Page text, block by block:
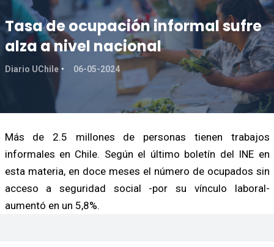
Tasa de ocupación informal sufre
alza a nivel nacional
Diario UChile 06-05-2024
Más de 2.5 millones de personas tienen trabajos
informales en Chile. Según el último boletín del INE en
esta materia, en doce meses el número de ocupados sin
acceso a seguridad social -por su vínculo laboral-
aumentó en un 5,8%.